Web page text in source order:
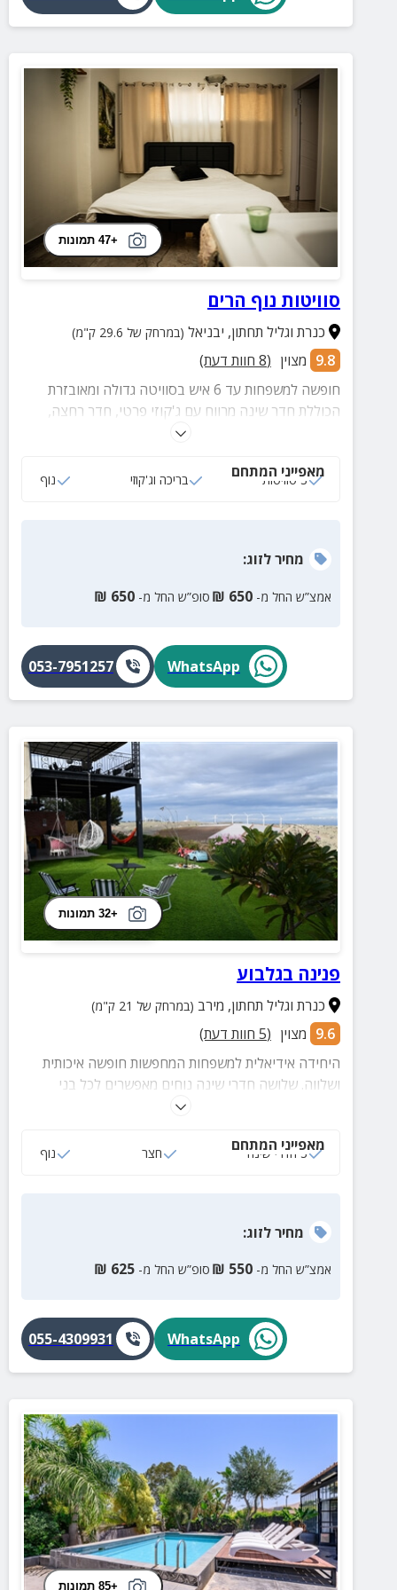
מילואים, מתאים לציבור הדתי ושומרי מסורת, וניתן להגיע
גם עם הכלב המשפחתי כי משפחה זה כולם ביחד!
+47 תמונות
סוויטות נוף הרים
כנרת וגליל תחתון, יבניאל (במרחק של 29.6 ק"מ)
9.8 מצוין (
8 חוות דעת)
חופשה למשפחות עד 6 איש בסוויטה גדולה ומאובזרת
הכוללת חדר שינה מרווח עם ג'קוזי פרטי, חדר רחצה,
פינת ישיבה, מטבחון וטלוויזיה. במתחם קיימת גם בריכה
מאפייני המתחם
3 סוויטות בריכה וג'קוזי נוף
מחירלזוג:
אמצ”ש החל מ- 650
₪ סופ”ש החל מ- 650
₪
WhatsApp
053-7951257
+32 תמונות
פנינה בגלבוע
כנרת וגליל תחתון, מירב (במרחק של 21 ק"מ)
9.6 מצוין (
5 חוות דעת)
היחידה אידיאלית למשפחות המחפשות חופשה איכותית
ושלווה. שלושה חדרי שינה נוחים מאפשרים לכל בני
המשפחה ליהנות מפרטיות ומנוחה, בעוד החצר הירוקה
לרוץ ולשחק.
מאפייני המתחם
3 חדרי שינה חצר נוף
מחירלזוג:
אמצ”ש החל מ- 550
₪ סופ”ש החל מ- 625
₪
WhatsApp
055-4309931
+85 תמונות